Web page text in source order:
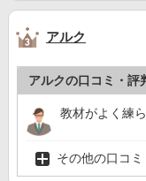
アルク
アルクの口コミ・評
教材がよく練
その他の口コミ